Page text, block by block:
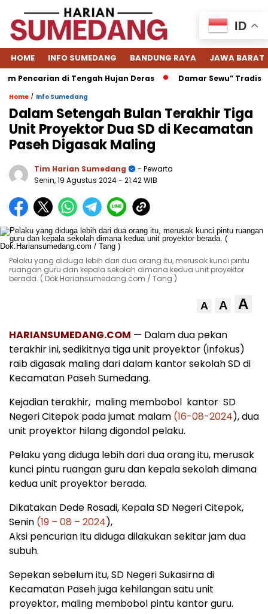
HOME INFO SUMEDANG BANDUNG RAYA JAWA BARAT
di Tengah Hujan Deras Damar Sewu” Tradisi
Home / Info Sumedang
Dalam Setengah Bulan Terakhir Tiga
Unit Proyektor Dua SD di Kecamatan
Paseh Digasak Maling
Tim Harian Sumedang
- Pewarta
Senin, 19 Agustus 2024- 21:42 WIB
Pelaku yang diduga lebih dari dua orang itu, merusak kunci pintu
ruangan guru dan kepala sekolah dimana kedua unit proyektor
berada. ( Dok.Hariansumedang.com / Tang )
A A A
HARIANSUMEDANG.COM — Dalam dua pekan
terakhir ini, sedikitnya tiga unit proyektor (infokus)
raib digasak maling dari dalam kantor sekolah SD di
Kecamatan Paseh Sumedang.
Kejadian terakhir, maling membobol kantor SD
Negeri Citepok pada jumat malam (16-08-2024), dua
unit proyektor hilang digondol pelaku.
Pelaku yang diduga lebih dari dua orang itu, merusak
kunci pintu ruangan guru dan kepala sekolah dimana
kedua unit proyektor berada.
Dikatakan Dede Rosadi, Kepala SD Negeri Citepok,
Senin (19 – 08 – 2024),
Aksi pencurian itu diduga dilakukan sekitar jam dua
subuh.
Sepekan sebelum itu, SD Negeri Sukasirna di
Kecamatan Paseh juga kehilangan satu unit
proyektor, maling membobol pintu kantor guru.
ID